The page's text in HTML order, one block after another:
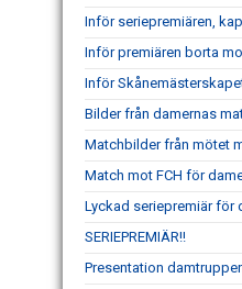
Inför seriepremiären,
Inför premiären borta
Inför
Bilder från damernas
Matchbilder från mötet
Match mot FCH för
Lyckad seriepremiär för
SERIEPREMIÄR!!
Presentation